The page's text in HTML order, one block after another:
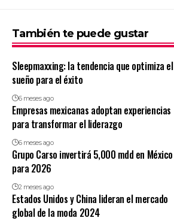
También te puede gustar
Sleepmaxxing: la tendencia que optimiza el
sueño para el éxito
6 meses ago
Empresas mexicanas adoptan experiencias
para transformar el liderazgo
6 meses ago
Grupo Carso invertirá 5,000 mdd en México
para 2026
2 meses ago
Estados Unidos y China lideran el mercado
global de la moda 2024